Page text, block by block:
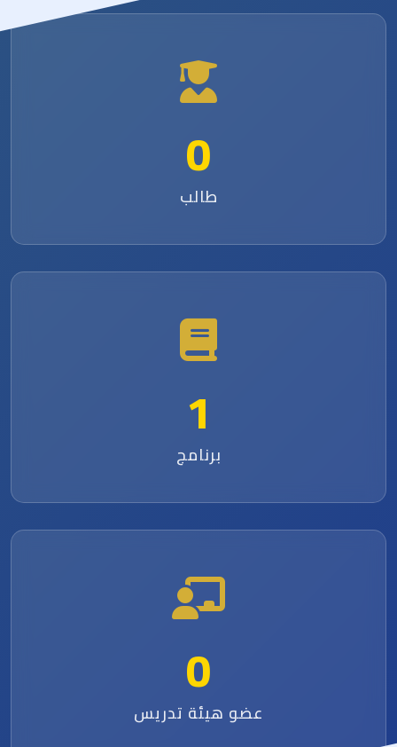
0
طالب
1
برنامج
0
عضو هيئة تدريس